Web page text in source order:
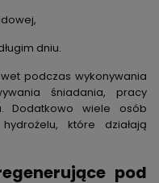
dniu.
podczas wykonywania
śniadania, pracy
Dodatkowo wiele osób
które działają
pod